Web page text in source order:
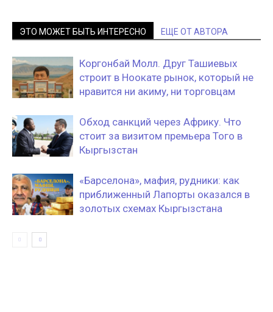
ЭТО МОЖЕТ БЫТЬ ИНТЕРЕСНО ЕЩЕ ОТ АВТОРА
Коргонбай Молл. Друг Ташиевых
строит в Ноокате рынок, который не
нравится ни акиму, ни торговцам
Обход санкций через Африку. Что
стоит за визитом премьера Того в
Кыргызстан
«Барселона», мафия, рудники: как
приближенный Лапорты оказался в
золотых схемах Кыргызстана